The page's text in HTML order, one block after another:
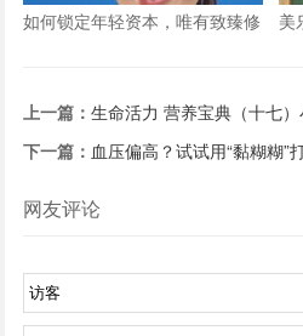
如何锁定年轻资本，唯有致臻修
美
上一篇：生命活力 营养宝典（十七
下一篇： 血压偏高？试试用“黏糊糊”
网友评论